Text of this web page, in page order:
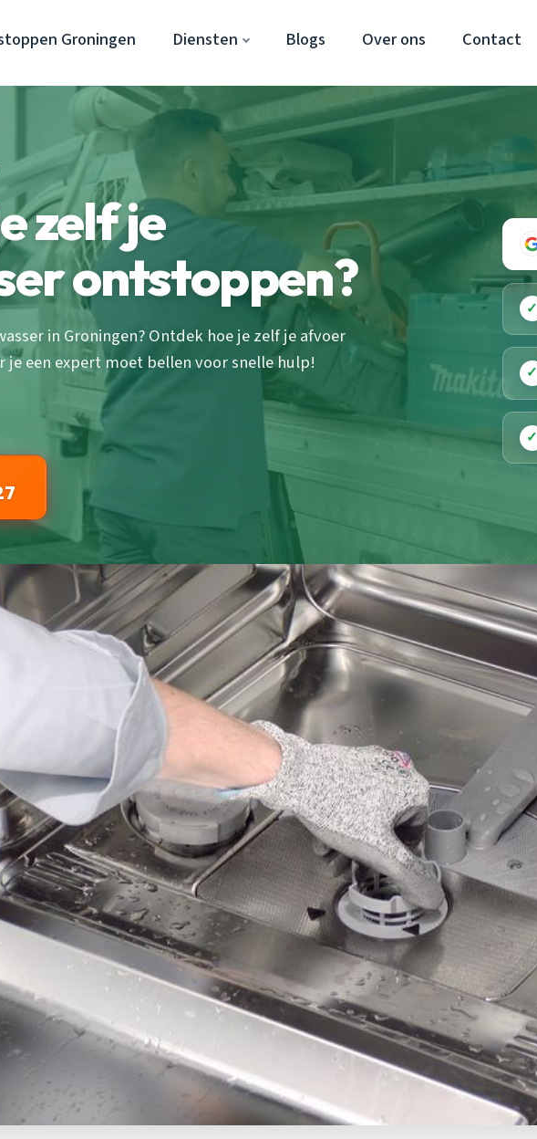
Groningen Diensten Blogs Over ons Contact
zelf je
ontstoppen?
in Groningen? Ontdek hoe je zelf je afvoer
een expert moet bellen voor snelle hulp!
✓
✓
✓